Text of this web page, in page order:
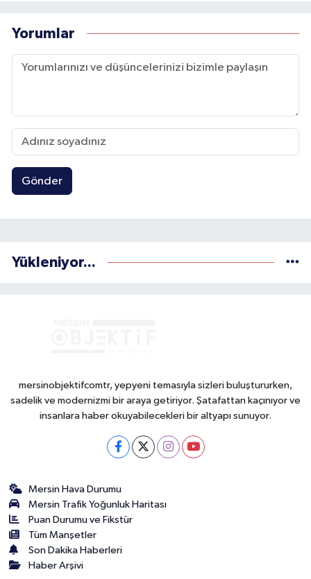
Yorumlar
Gönder
Yükleniyor...
mersinobjektifcomtr, yepyeni temasıyla sizleri buluştururken,
sadelik ve modernizmi bir araya getiriyor. Şatafattan kaçınıyor ve
insanlara haber okuyabilecekleri bir altyapı sunuyor.
Mersin Hava Durumu
Mersin Trafik Yoğunluk Haritası
Puan Durumu ve Fikstür
Tüm Manşetler
Son Dakika Haberleri
Haber Arşivi